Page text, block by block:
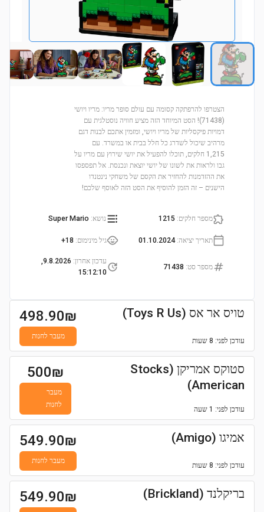
הצטרפו להרפתקה קסומה עם עולם סופר מריו: מריו ויושי
(71438)! הסט המיוחד הזה מציע חוויה נוסטלגית עם
דמויות פיקסליות של מריו ויושי, ומזמין אתכם לבנות דגם
מרהיב שיכול לשדרג כל חלל בבית או במשרד. עם
1,215 חלקים, תוכלו להפעיל את יושי שירוץ עם מריו על
גבו ולראות את לשונו של יושי יוצאת ונכנסת. אל תפספסו
את ההזדמנות להחזיר את הקסם של משחקי נינטנדו
הישנים – זה הזמן להוסיף את הסט הזה לאוסף שלכם!
מספר חלקים:
1215 נושא:
Super Mario
תאריך יציאה:
01.10.2024 גיל מינימום:
18+
מספר סט:
71438
עדכון אחרון:
9.8.2026,
15:12:10
טויס אר אס (Toys R Us)
עודכן לפני: 8 שעות
498.90₪
מעבר לחנות
סטוקס אמריקן (Stocks
American)
עודכן לפני: 1 שעה
500₪
מעבר
לחנות
אמיגו (Amigo)
עודכן לפני: 8 שעות
549.90₪
מעבר לחנות
בריקלנד (Brickland) 549.90₪